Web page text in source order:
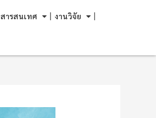
สารสนเทศ งานวิจัย